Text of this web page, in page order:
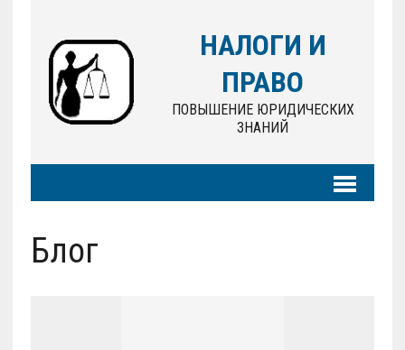
НАЛОГИ И
ПРАВО
ПОВЫШЕНИЕ ЮРИДИЧЕСКИХ
ЗНАНИЙ
Блог